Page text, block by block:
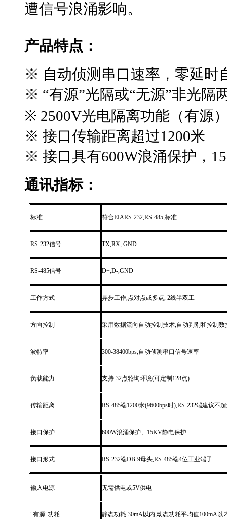
遭信号浪涌影响。
产品特点：
※ 自动侦测串口速率，零延时
※ “有源”光隔或“无源”非光隔
※ 2500V光电隔离功能（有源
※ 接口传输距离超过1200米
※ 接口具有600W浪涌保护，
通讯指标：
标准 符合EIARS-232,RS-485,标准
RS-232信号 TX,RX, GND
RS-485信号 D+,D-,GND
工作方式 异步工作,点对点或多点, 2线半双工
方向控制 采用数据流向自动控制技术,自动判别和控制数
波特率 300-38400bps,自动侦测串口信号速率
负载能力 支持 32点轮询环境(可定制 128点)
传输距离 RS-485端1200米(9600bps时),RS-232端建议不
接口保护 600W浪涌保护、 15KV静电保护
接口形式 RS-232端DB-9母头,RS-485端4位工业端子
输入电源 无需供电或5V供电
"有源"功耗 静态功耗 30mA以内,动态功耗平均值100mA以